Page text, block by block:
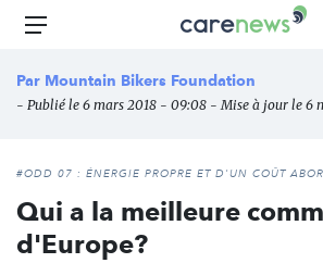
Aller
principal
Carenews,
média
des
l'engagement
Menu
Par Mountain Bikers Foundation
- Publié le 6 mars 2018 - 09:08 - Mise à jour le 6
#ODD 07 : ÉNERGIE PROPRE ET D'UN COÛT
Qui a la meilleure
d'Europe?